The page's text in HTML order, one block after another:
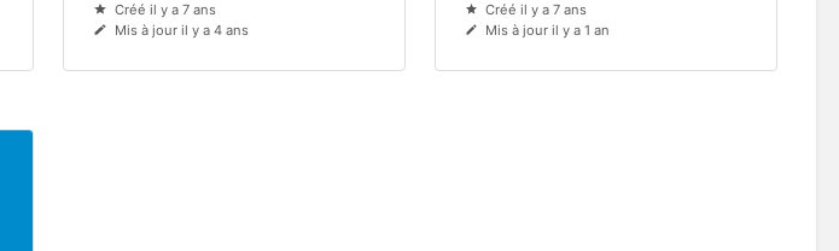
Créé il y a 7 ans
Mis à jour il y a 4 ans
Créé il y a 7 ans
Mis à jour il y a 1 an